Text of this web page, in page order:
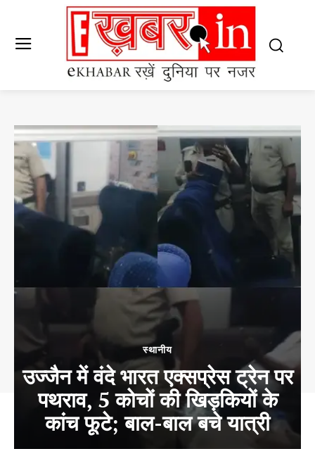
स्थानीय
उज्जैन में वंदे भारत एक्सप्रेस ट्रेन पर
पथराव, 5 कोचों की खिड़कियों के
कांच फूटे; बाल-बाल बचे यात्री